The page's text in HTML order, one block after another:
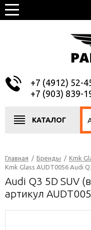
+7 (4912) 52-
+7 (903) 839-
КАТАЛОГ
Главная / Бренды / Kmk
Kmk Glass AUDT0056 Audi
Audi Q3 5D SUV
артикул